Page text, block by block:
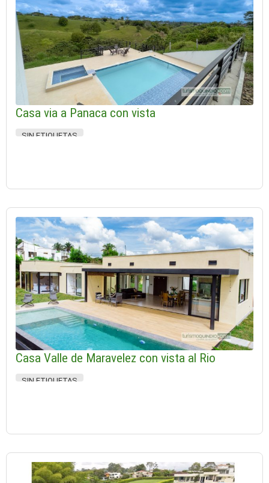
Casa via a Panaca con vista
SIN ETIQUETAS
Casa Valle de Maravelez con vista al Rio
SIN ETIQUETAS